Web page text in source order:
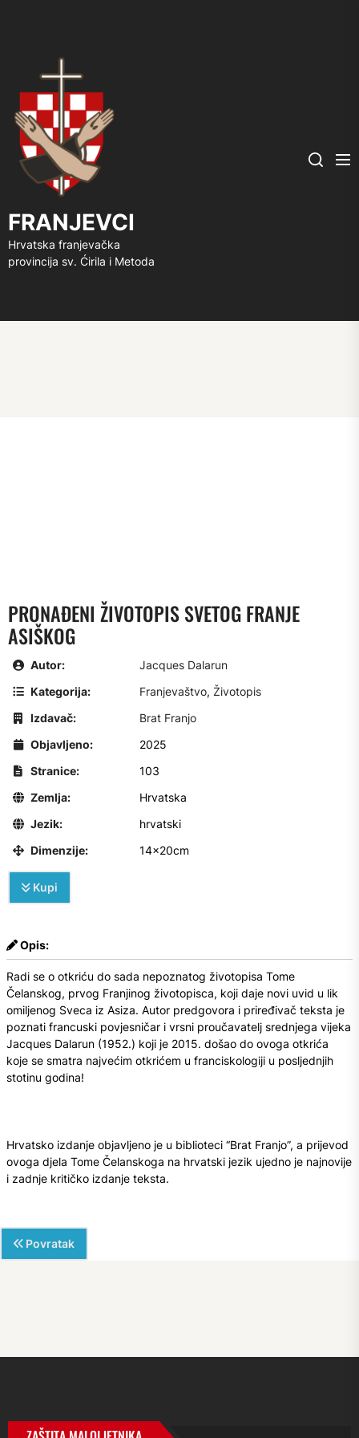
FRANJEVCI
Hrvatska franjevačka
provincija sv. Ćirila i Metoda
Search
PRONAĐENI ŽIVOTOPIS SVETOG FRANJE
ASIŠKOG
Autor:
Jacques Dalarun
Kategorija:
Franjevaštvo, Životopis
Izdavač:
Brat Franjo
Objavljeno:
2025
Stranice:
103
Zemlja:
Hrvatska
Jezik:
hrvatski
Dimenzije:
14x20cm
Kupi
Opis:
Radi se o otkriću do sada nepoznatog životopisa Tome
Čelanskog, prvog Franjinog životopisca, koji daje novi uvid u lik
omiljenog Sveca iz Asiza. Autor predgovora i priređivač teksta je
poznati francuski povjesničar i vrsni proučavatelj srednjega vijeka
Jacques Dalarun (1952.) koji je 2015. došao do ovoga otkrića
koje se smatra najvećim otkrićem u franciskologiji u posljednjih
stotinu godina!
Hrvatsko izdanje objavljeno je u biblioteci “Brat Franjo”, a prijevod
ovoga djela Tome Čelanskoga na hrvatski jezik ujedno je najnovije
i zadnje kritičko izdanje teksta.
Povratak